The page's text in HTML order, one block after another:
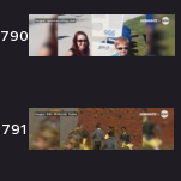
790
791